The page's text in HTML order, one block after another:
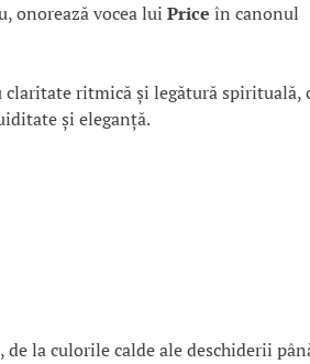
onorează vocea lui Price în canonul
claritate ritmică și legătură spirituală,
și eleganță.
la culorile calde ale deschiderii